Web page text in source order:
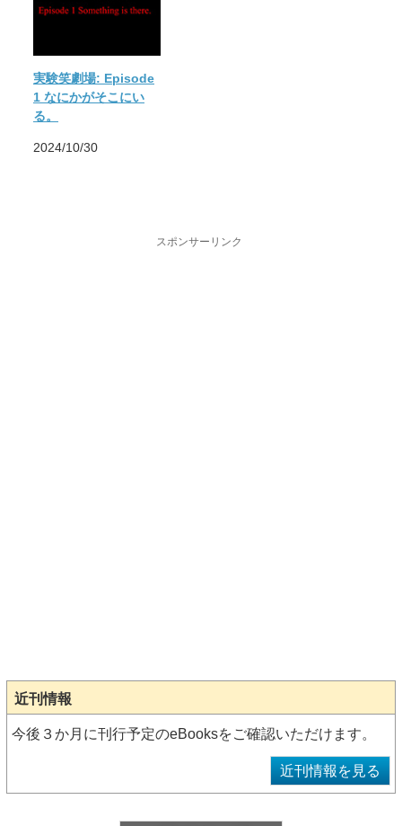
実験笑劇場: Episode
1 なにかがそこにい
る。
2024/10/30
スポンサーリンク
近刊情報
今後３か月に刊行予定のeBooksをご確認いただけます。
近刊情報を見る